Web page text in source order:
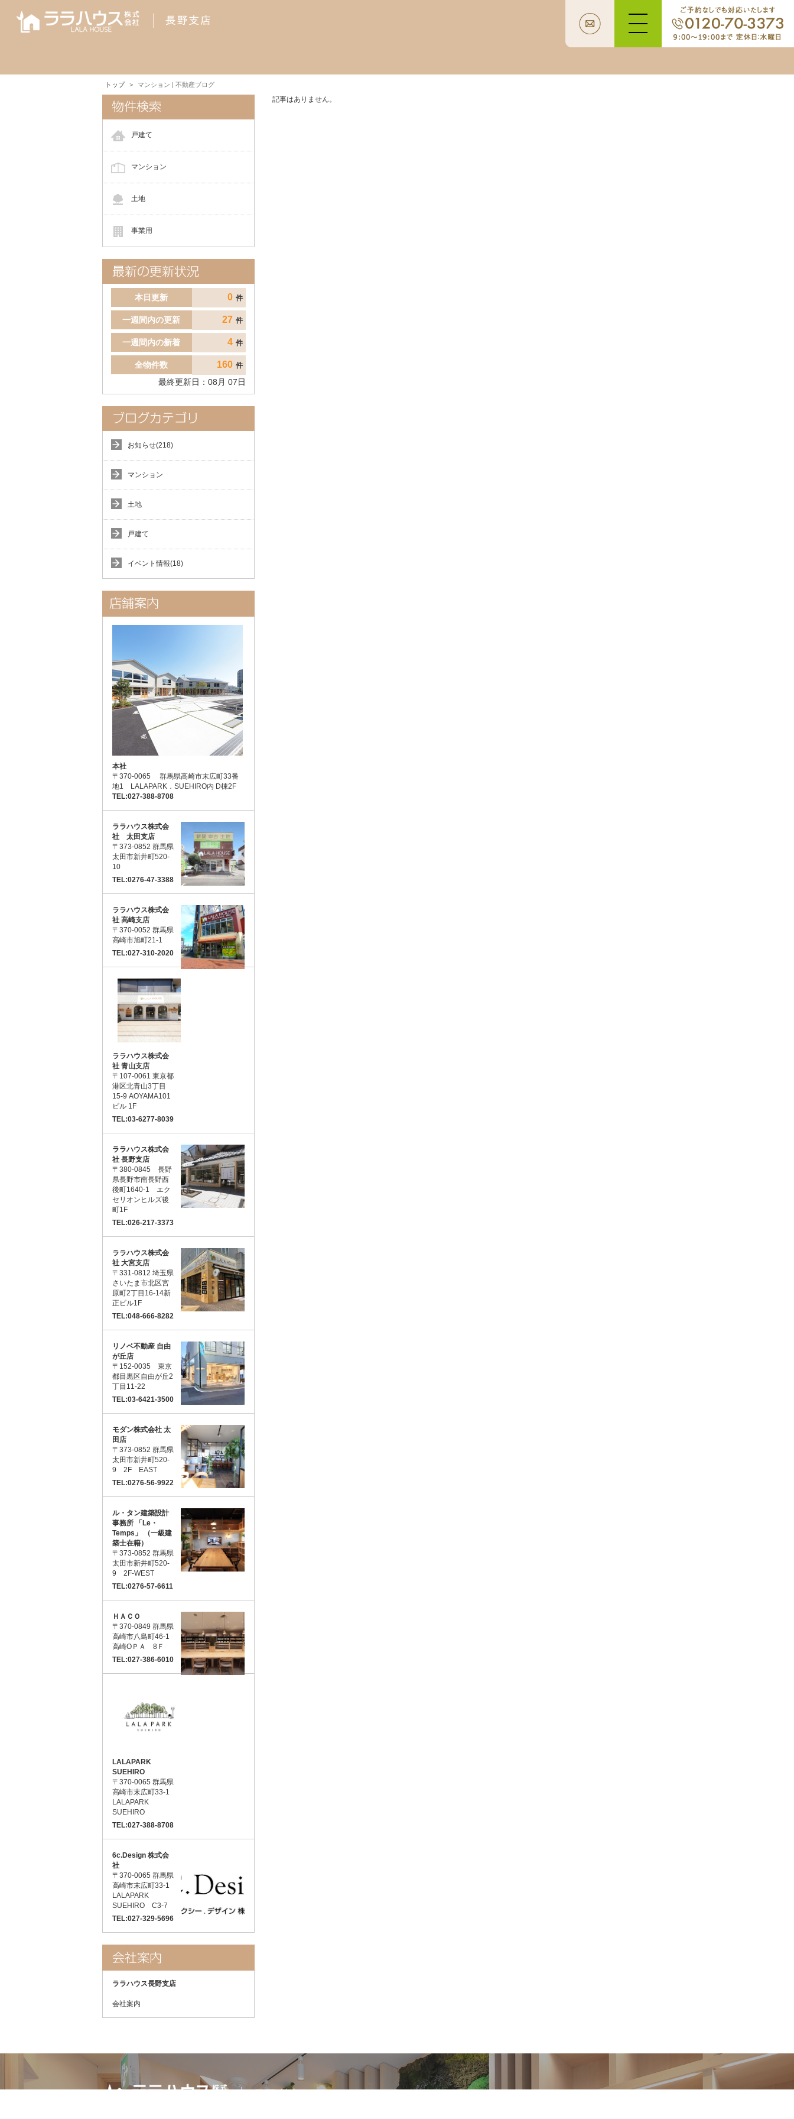
トップ マンション | 不動産ブログ
記事はありません。
戸建て
マンション
土地
事業用
本日更新 0 件
一週間内の更新 27 件
一週間内の新着 4 件
全物件数 160 件
最終更新日： 08 月 07日
お知らせ(218)
マンション
土地
戸建て
イベント情報(18)
本社
〒370-0065 群馬県高崎市末広町33番
地1 LALAPARK．SUEHIRO内 D棟2F
TEL:027-388-8708
ララハウス株式会
社 太田支店
〒373-0852 群馬県
太田市新井町520-
10
TEL:0276-47-3388
ララハウス株式会
社 高崎支店
〒370-0052 群馬県
高崎市旭町21-1
TEL:027-310-2020
ララハウス株式会
社 青山支店
〒107-0061 東京都
港区北青山3丁目
15-9 AOYAMA101
ビル 1F
TEL:03-6277-8039
ララハウス株式会
社 長野支店
〒380-0845 長野
県長野市南長野西
後町1640-1 エク
セリオンヒルズ後
町1F
TEL:026-217-3373
ララハウス株式会
社 大宮支店
〒331-0812 埼玉県
さいたま市北区宮
原町2丁目16-14新
正ビル1F
TEL:048-666-8282
リノベ不動産 自由
が丘店
〒152-0035 東京
都目黒区自由が丘2
丁目11-22
TEL:03-6421-3500
モダン株式会社 太
田店
〒373-0852 群馬県
太田市新井町520-
9 2F EAST
TEL:0276-56-9922
ル・タン建築設計
事務所 「Le・
Temps」 （一級建
築士在籍）
〒373-0852 群馬県
太田市新井町520-
9 2F-WEST
TEL:0276-57-6611
ＨＡＣＯ
〒370-0849 群馬県
高崎市八島町46-1
高崎ОＰＡ 8Ｆ
TEL:027-386-6010
LALAPARK
SUEHIRO
〒370-0065 群馬県
高崎市末広町33-1
LALAPARK
SUEHIRO
TEL:027-388-8708
6c.Design 株式会
社
〒370-0065 群馬県
高崎市末広町33-1
LALAPARK
SUEHIRO C3-7
TEL:027-329-5696
ララハウス長野支店
会社案内